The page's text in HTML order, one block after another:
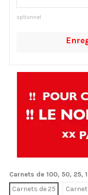
optionnel
Carnets de 100, 50, 25,
Carnets de 25